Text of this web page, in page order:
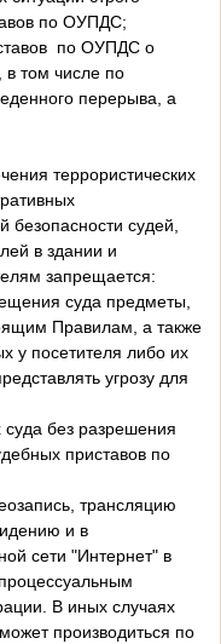
по ОУПДС;
по ОУПДС о
в том числе по
перерыва, а
террористических
безопасности судей,
в здании и
запрещается:
суда предметы,
Правилам, а также
у посетителя либо их
угрозу для
без разрешения
приставов по
трансляцию
и в
сети "Интернет" в
В иных случаях
производиться по